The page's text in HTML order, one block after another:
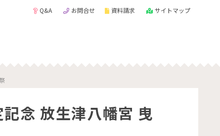
Q&A お問合せ 資料請求 サイトマップ
念 放生津八幡宮 曳